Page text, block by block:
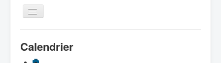
Basculer
la
La Fédération
Calendrier